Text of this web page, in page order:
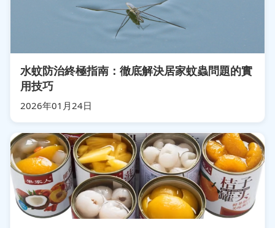
水蚊防治終極指南：徹底解決居家蚊蟲問題的實
用技巧
2026年01月24日